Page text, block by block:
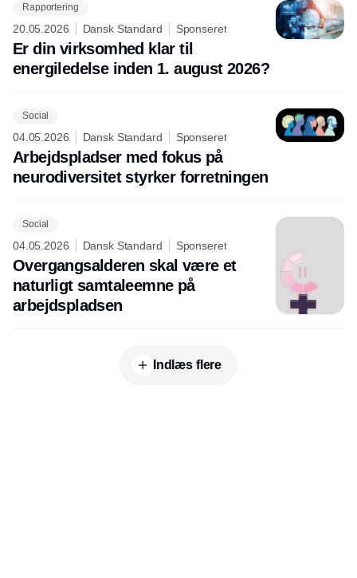
Rapportering
20.05.2026 Dansk Standard Sponseret
Er din virksomhed klar til
energiledelse inden 1. august 2026?
Social
04.05.2026 Dansk Standard Sponseret
Arbejdspladser med fokus på
neurodiversitet styrker forretningen
Social
04.05.2026 Dansk Standard Sponseret
Overgangsalderen skal være et
naturligt samtaleemne på
arbejdspladsen
Indlæs flere